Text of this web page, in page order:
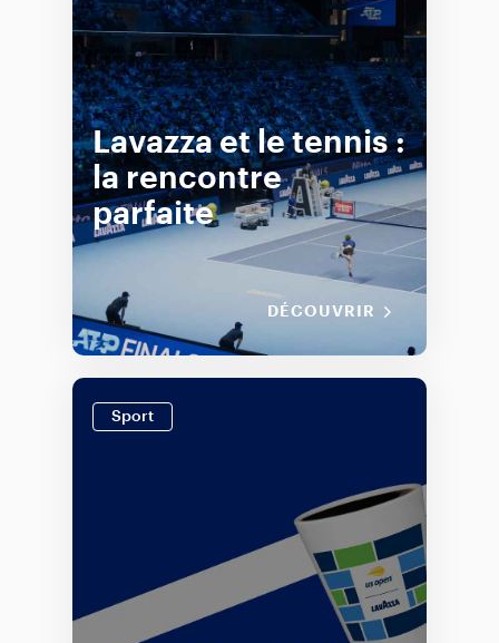
Lavazza et le tennis :
la rencontre
parfaite
DÉCOUVRIR
Sport